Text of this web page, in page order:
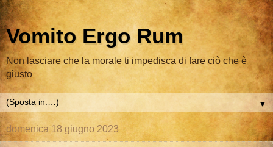
Vomito Ergo Rum
Non lasciare che la morale ti impedisca di fare ciò che è
giusto
▼
domenica 18 giugno 2023